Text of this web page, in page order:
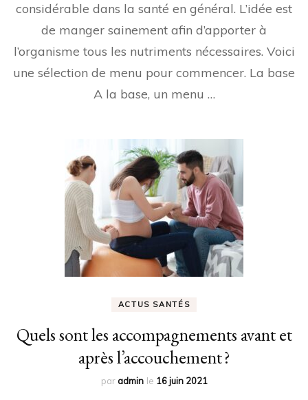
considérable dans la santé en général. L’idée est
de manger sainement afin d’apporter à
l’organisme tous les nutriments nécessaires. Voici
une sélection de menu pour commencer. La base
A la base, un menu …
ACTUS SANTÉS
Quels sont les accompagnements avant et
après l’accouchement ?
paradmin le 16 juin 2021